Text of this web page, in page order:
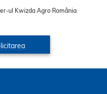
ul Kwizda Agro România